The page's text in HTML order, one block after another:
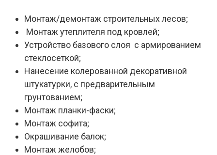
Монтаж/демонтаж строительных лесов;
Монтаж утеплителя под кровлей;
Устройство базового слоя с армированием
стеклосеткой;
Нанесение колерованной декоративной
штукатурки, с предварительным
грунтованием;
Монтаж планки-фаски;
Монтаж софита;
Окрашивание балок;
Монтаж желобов;